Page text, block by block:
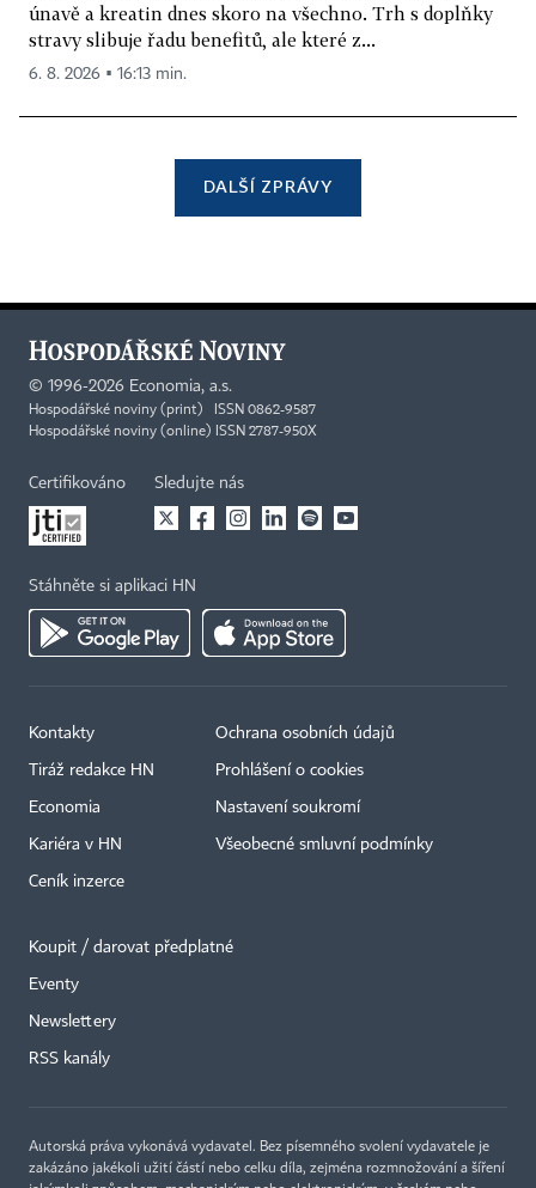
únavě a kreatin dnes skoro na všechno. Trh s doplňky
stravy slibuje řadu benefitů, ale které z...
6. 8. 2026 ▪ 16:13 min.
DALŠÍ ZPRÁVY
© 1996-2026 Economia, a.s.
Hospodářské noviny (print) ISSN 0862-9587
Hospodářské noviny (online) ISSN 2787-950X
Certifikováno Sledujte nás
Stáhněte si aplikaci HN
Kontakty
Tiráž redakce HN
Economia
Kariéra v HN
Ceník inzerce
Ochrana osobních údajů
Prohlášení o cookies
Nastavení soukromí
Všeobecné smluvní podmínky
Koupit / darovat předplatné
Eventy
Newslettery
RSS kanály
Autorská práva vykonává vydavatel. Bez písemného svolení vydavatele je
zakázáno jakékoli užití částí nebo celku díla, zejména rozmnožování a šíření